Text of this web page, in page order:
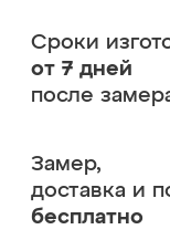
Сроки
от 7 дней
после
Замер,
доставка и
бесплатно